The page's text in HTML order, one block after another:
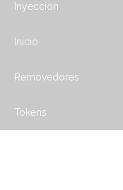
Inyeccion
Inicio
Removedores
Tokens